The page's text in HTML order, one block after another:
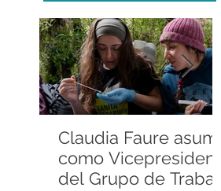
Claudia Faure asume
como Vicepresidenta
del Grupo de Trabajo